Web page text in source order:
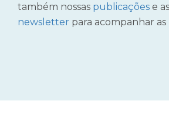
também nossas publicações e
newsletter para acompanhar as